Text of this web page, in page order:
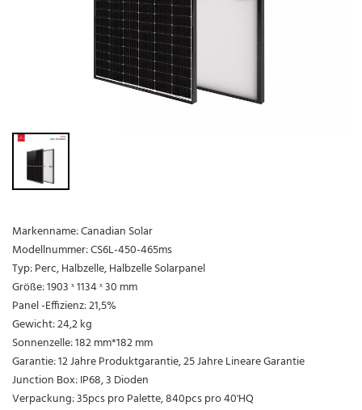
Markenname: Canadian Solar
Modellnummer: CS6L-450-465ms
Typ: Perc, Halbzelle, Halbzelle Solarpanel
Größe: 1903 ˣ 1134 ˣ 30 mm
Panel -Effizienz: 21,5%
Gewicht: 24,2 kg
Sonnenzelle: 182 mm*182 mm
Garantie: 12 Jahre Produktgarantie, 25 Jahre Lineare Garantie
Junction Box: IP68, 3 Dioden
Verpackung: 35pcs pro Palette, 840pcs pro 40'HQ